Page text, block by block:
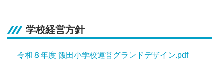
学校経営方針
令和８年度 飯田小学校運営グランドデザイン.pdf